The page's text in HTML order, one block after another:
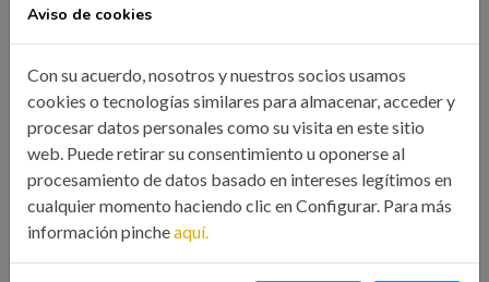
Búsqueda
Aviso de cookies
Con su acuerdo, nosotros y nuestros socios usamos
cookies o tecnologías similares para almacenar, acceder y
procesar datos personales como su visita en este sitio
web. Puede retirar su consentimiento u oponerse al
procesamiento de datos basado en intereses legítimos en
cualquier momento haciendo clic en Configurar. Para más
información pincheaquí.